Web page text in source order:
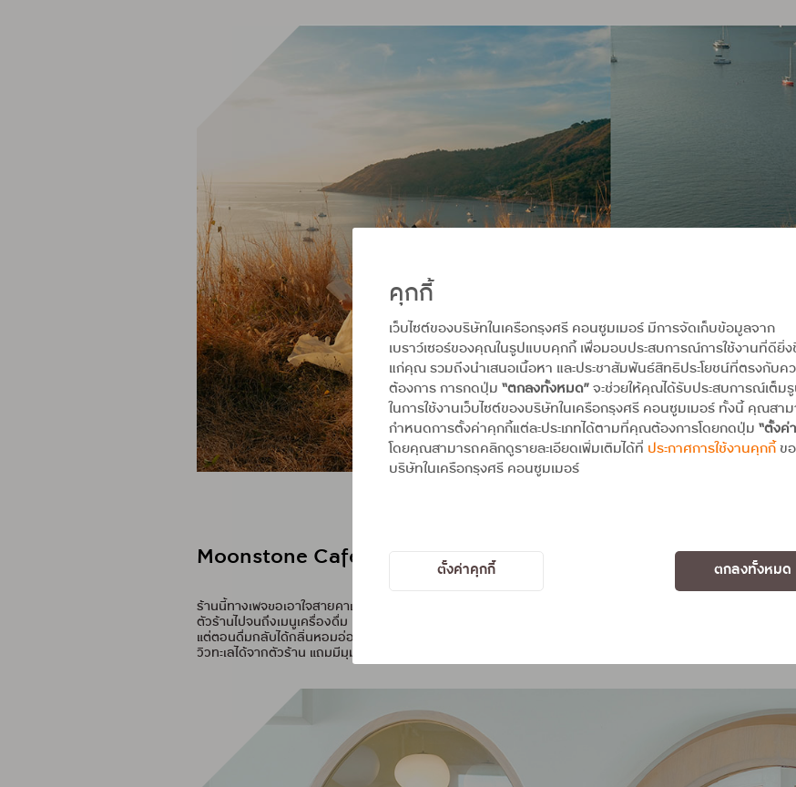
คุกกี้
เว็บไซต์ของบริษัทในเครือกรุงศรี คอนซูมเมอร์ มีการจัดเก็บข้อมูลจาก
เบราว์เซอร์ของคุณในรูปแบบคุกกี้ เพื่อมอบประสบการณ์การใช้งานที่ดียิ่ง
แก่คุณ รวมถึงนำเสนอเนื้อหา และประชาสัมพันธ์สิทธิประโยชน์ที่ตรงกับค
ต้องการ การกดปุ่ม “ตกลงทั้งหมด”จะช่วยให้คุณได้รับประสบการณ์เต็ม
ในการใช้งานเว็บไซต์ของบริษัทในเครือกรุงศรี คอนซูมเมอร์ ทั้งนี้ คุณสา
กำหนดการตั้งค่าคุกกี้แต่ละประเภทได้ตามที่คุณต้องการโดยกดปุ่ม “ตั้งค่
โดยคุณสามารถคลิกดูรายละเอียดเพิ่มเติมได้ที่ ประกาศการใช้งานคุกกี้ข
บริษัทในเครือกรุงศรี คอนซูมเมอร์
ตั้งค่าคุกกี้ ตกลงทั้งหมด
Moonstone Café
ร้านนี้ทางเพจขอเอาใจสายคาเฟ่ฮ้อปปิ้ง สายแชะรัว แชะมันส์ กันบ้าง ที่นี่เป็นคาเฟ่น้องใหม่วิวท่าเรือท่าเรือวิสิษฐ์พั
ตัวร้านไปจนถึงเมนูเครื่องดื่ม มีเมนู Special Coffee และเบเกอร์รี่น่าลองหลายอย่าง เช่น Hao Haui Coffee ที่แค่ได้
แต่ตอนดื่มกลับได้กลิ่นหอมอ่อนๆ ของกาแฟ พร้อมเนื้อสัมผัสนุ่มละมุนของเต้าฮวยด้านล่าง ที่อร่อยและแฮปปี้มาก
วิวทะเลได้จากตัวร้าน แถมมีมุมนั่งแช่สำหรับสายสโลวไลฟ์อีกด้วย